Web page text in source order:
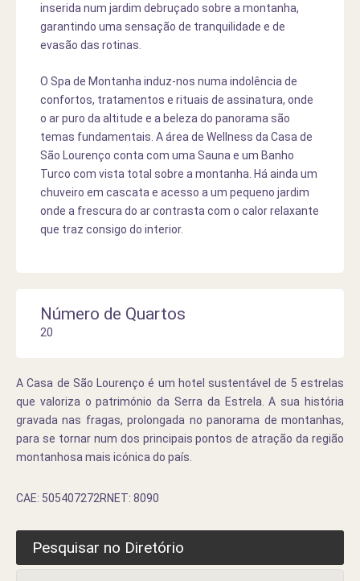
inserida num jardim debruçado sobre a montanha,
garantindo uma sensação de tranquilidade e de
evasão das rotinas.
O Spa de Montanha induz-nos numa indolência de
confortos, tratamentos e rituais de assinatura, onde
o ar puro da altitude e a beleza do panorama são
temas fundamentais. A área de Wellness da Casa de
São Lourenço conta com uma Sauna e um Banho
Turco com vista total sobre a montanha. Há ainda um
chuveiro em cascata e acesso a um pequeno jardim
onde a frescura do ar contrasta com o calor relaxante
que traz consigo do interior.
Número de Quartos
20
A Casa de São Lourenço é um hotel sustentável de 5 estrelas
que valoriza o património da Serra da Estrela. A sua história
gravada nas fragas, prolongada no panorama de montanhas,
para se tornar num dos principais pontos de atração da região
montanhosa mais icónica do país.
CAE: 505407272RNET: 8090
Pesquisar no Diretório